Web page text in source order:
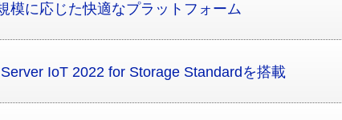
模に応じた快適なプラットフォーム
IoT 2022 for Storage Standardを搭載